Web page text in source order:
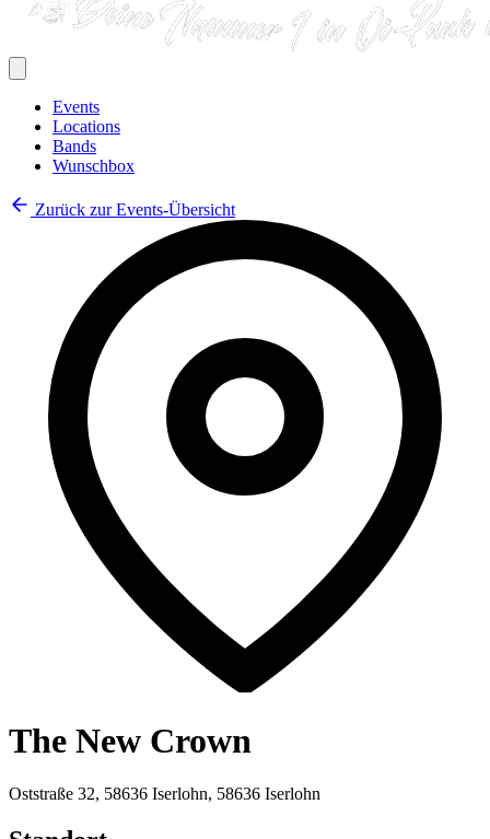
Events
Locations
Bands
Wunschbox
Zurück zur Events-Übersicht
The New Crown
Oststraße 32, 58636 Iserlohn, 58636 Iserlohn